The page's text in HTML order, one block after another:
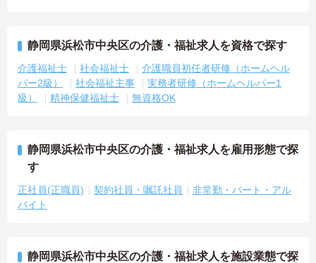
静岡県浜松市中央区の介護・福祉求人を資格で探す
介護福祉士 社会福祉士
介護職員初任者研修（ホームヘル
パー2級）
社会福祉主事
実務者研修（ホームヘルパー1
級）
精神保健福祉士 無資格OK
静岡県浜松市中央区の介護・福祉求人を雇用形態で探
す
正社員(正職員) 契約社員・嘱託社員
非常勤・パート・アル
バイト
静岡県浜松市中央区の介護・福祉求人を施設業態で探